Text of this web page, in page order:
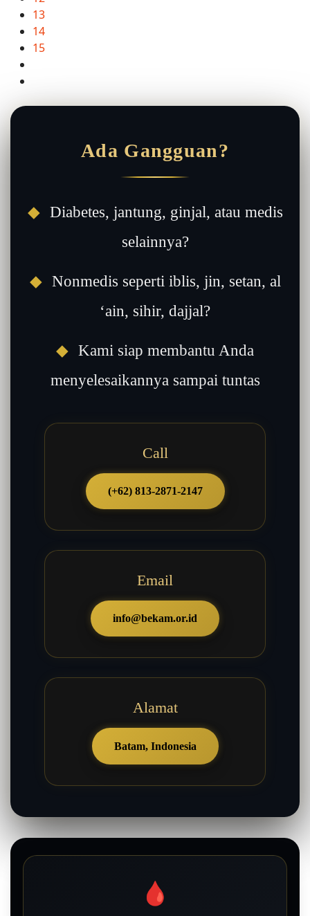
13
14
15
Ada Gangguan?
◆ Diabetes, jantung, ginjal, atau medis
selainnya?
◆ Nonmedis seperti iblis, jin, setan, al
‘ain, sihir, dajjal?
◆ Kami siap membantu Anda
menyelesaikannya sampai tuntas
Call
(+62) 813-2871-2147
Email
info@bekam.or.id
Alamat
Batam, Indonesia
🩸